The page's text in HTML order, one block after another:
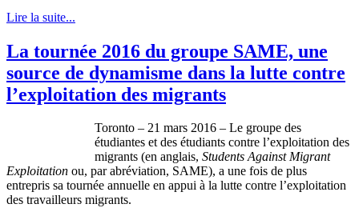
Lire la suite...
La tournée 2016 du groupe SAME, une
source de dynamisme dans la lutte contre
l’exploitation des migrants
Toronto – 21 mars 2016 – Le groupe des
étudiantes et des étudiants contre l’exploitation des
migrants (en anglais, Students Against Migrant
Exploitation ou, par abréviation, SAME), a une fois de plus
entrepris sa tournée annuelle en appui à la lutte contre l’exploitation
des travailleurs migrants.